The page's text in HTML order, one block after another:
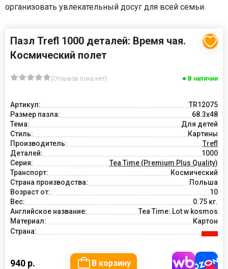
организовать увлекательный досуг для всей семьи.
Пазл Trefl 1000 деталей: Время чая.
Космический полет
(Отзывов пока нет) В наличии
Артикул:
TR12075
Размер пазла:
68.3x48
Тема:
Для детей
Стиль:
Картины
Производитель:
Trefl
Деталей:
1000
Серия:
Tea Time (Premium Plus Quality)
Транспорт:
Космический
Страна производства:
Польша
Возраст от:
10
Вес:
0.75 кг.
Английское название:
Tea Time: Lot w kosmos
Материал:
Картон
Страна:
940 р. В корзину